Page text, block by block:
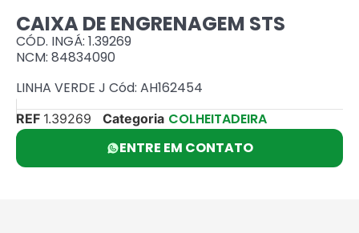
CAIXA DE ENGRENAGEM STS
CÓD. INGÁ: 1.39269
NCM: 84834090
LINHA VERDE J Cód: AH162454
REF 1.39269 Categoria COLHEITADEIRA
ENTRE EM CONTATO